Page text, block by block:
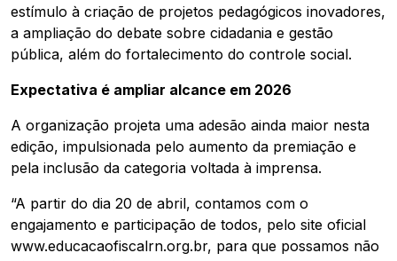
estímulo à criação de projetos pedagógicos inovadores,
a ampliação do debate sobre cidadania e gestão
pública, além do fortalecimento do controle social.
Expectativa é ampliar alcance em 2026
A organização projeta uma adesão ainda maior nesta
edição, impulsionada pelo aumento da premiação e
pela inclusão da categoria voltada à imprensa.
“A partir do dia 20 de abril, contamos com o
engajamento e participação de todos, pelo site oficial
www.educacaofiscalrn.org.br, para que possamos não